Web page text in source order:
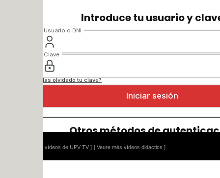
vídeos de UPV TV ] [ Veure més vídeos didàctics ]